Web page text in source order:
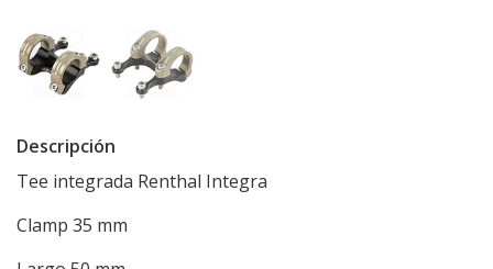
Descripción
Tee integrada Renthal Integra
Clamp 35 mm